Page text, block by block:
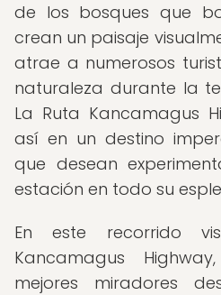
de los bosques que
crean un paisaje
atrae a numerosos
naturaleza durante la
La Ruta Kancamagus
así en un destino
que desean
estación en todo su
En este recorrido
Kancamagus
mejores miradores